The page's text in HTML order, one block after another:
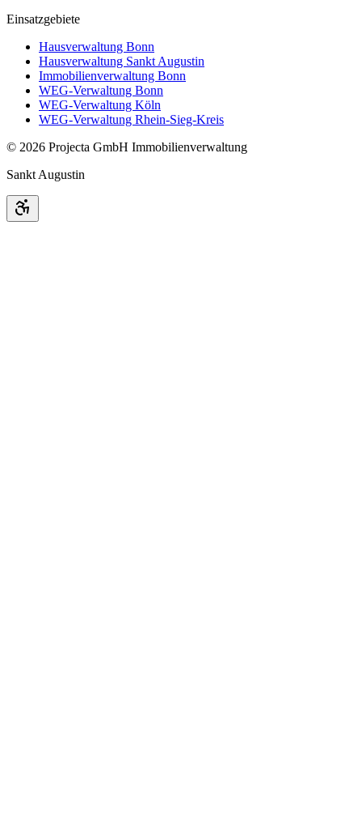
Einsatzgebiete
Hausverwaltung Bonn
Hausverwaltung Sankt Augustin
Immobilienverwaltung Bonn
WEG-Verwaltung Bonn
WEG-Verwaltung Köln
WEG-Verwaltung Rhein-Sieg-Kreis
© 2026 Projecta GmbH Immobilienverwaltung
Sankt Augustin